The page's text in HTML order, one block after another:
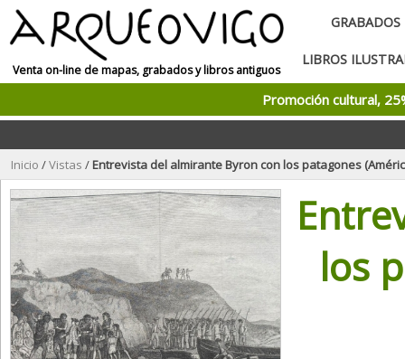
Venta on-line de mapas, grabados y libros antiguos
GRABADOS
LIBROS
Promoción cultural,
Inicio /Vistas /Entrevista del almirante Byron con los patagones (América del
los